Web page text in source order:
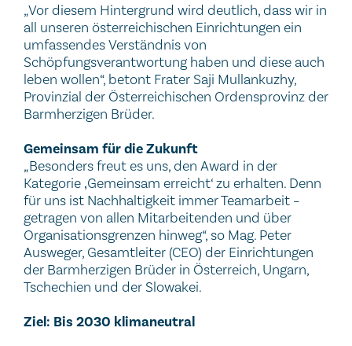
„Vor diesem Hintergrund wird deutlich, dass wir in
all unseren österreichischen Einrichtungen ein
umfassendes Verständnis von
Schöpfungsverantwortung haben und diese auch
leben wollen“, betont Frater Saji Mullankuzhy,
Provinzial der Österreichischen Ordensprovinz der
Barmherzigen Brüder.
Gemeinsam für die Zukunft
„Besonders freut es uns, den Award in der
Kategorie ‚Gemeinsam erreicht‘ zu erhalten. Denn
für uns ist Nachhaltigkeit immer Teamarbeit –
getragen von allen Mitarbeitenden und über
Organisationsgrenzen hinweg“, so Mag. Peter
Ausweger, Gesamtleiter (CEO) der Einrichtungen
der Barmherzigen Brüder in Österreich, Ungarn,
Tschechien und der Slowakei.
Ziel: Bis 2030 klimaneutral